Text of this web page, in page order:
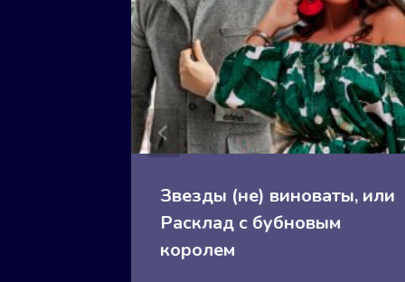
Звезды (не) виноваты, или
Расклад с бубновым
королем